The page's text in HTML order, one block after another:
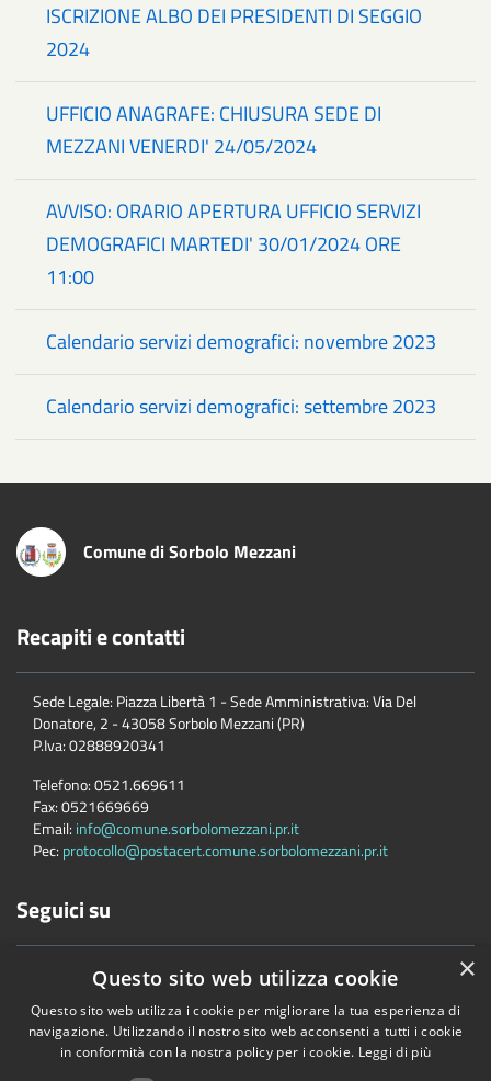
ISCRIZIONE ALBO DEI PRESIDENTI DI SEGGIO
2024
UFFICIO ANAGRAFE: CHIUSURA SEDE DI
MEZZANI VENERDI' 24/05/2024
AVVISO: ORARIO APERTURA UFFICIO SERVIZI
DEMOGRAFICI MARTEDI' 30/01/2024 ORE
11:00
Calendario servizi demografici: novembre 2023
Calendario servizi demografici: settembre 2023
Comune di Sorbolo Mezzani
Recapiti e contatti
Sede Legale: Piazza Libertà 1 - Sede Amministrativa: Via Del
Donatore, 2 - 43058 Sorbolo Mezzani (PR)
P.Iva:02888920341
Telefono:0521.669611
Fax:0521669669
Email: info@comune.sorbolomezzani.pr.it
Pec: protocollo@postacert.comune.sorbolomezzani.pr.it
Seguici su
×
Questo sito web utilizza cookie
Questo sito web utilizza i cookie per migliorare la tua esperienza di
navigazione. Utilizzando il nostro sito web acconsenti a tutti i cookie
in conformità con la nostra policy per i cookie. Leggi di più